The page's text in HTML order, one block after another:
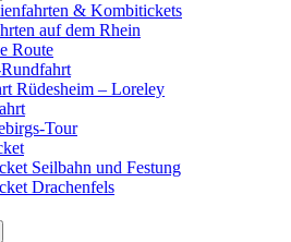
& Kombitickets
auf dem Rhein
Route
Rüdesheim – Loreley
Tour
Seilbahn und Festung
Drachenfels